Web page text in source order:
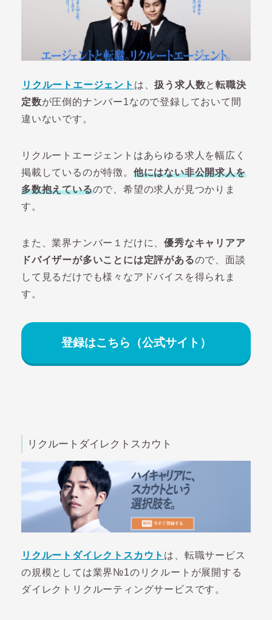
リクルートエージェント は、扱う求人数と転職決
定数が圧倒的ナンバー1なので登録しておいて間
違いないです。
リクルートエージェントはあらゆる求人を幅広く
掲載しているのが特徴。 他にはない非公開求人を
多数抱えているので、希望の求人が見つかりま
す。
また、業界ナンバー１だけに、優秀なキャリアア
ドバイザーが多いことには定評があるので、面談
して見るだけでも様々なアドバイスを得られま
す。
登録はこちら（公式サイト）
リクルートダイレクトスカウト
リクルートダイレクトスカウト は、転職サービス
の規模としては業界№1のリクルートが展開する
ダイレクトリクルーティングサービスです。